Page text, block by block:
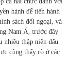
hành để tiến hành
sách đối ngoại, và
Nam Á, trước đây
nhiều thập niên đấu
cũng thấy rõ ở các